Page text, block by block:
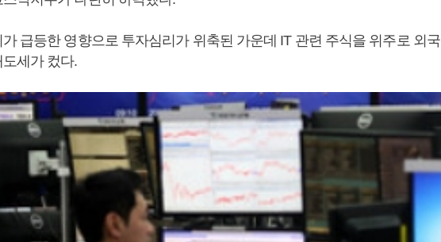
급등한 영향으로 투자심리가 위축된 가운데 IT 관련 주식을 위주로 외국
세가 컸다.